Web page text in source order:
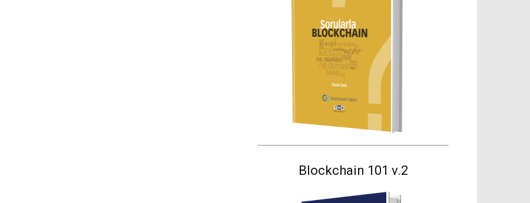
Blockchain 101 v.2